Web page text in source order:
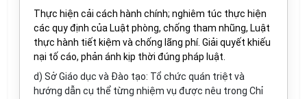
Thực hiện cải cách hành chính; nghiêm túc thực hiện
các quy định của Luật phòng, chống tham nhũng, Luật
thực hành tiết kiệm và chống lãng phí. Giải quyết khiếu
nại tố cáo, phản ánh kịp thời đúng pháp luật.
d) Sở Giáo dục và Đào tạo: Tổ chức quán triệt và
hướng dẫn cụ thể từng nhiệm vụ được nêu trong Chỉ